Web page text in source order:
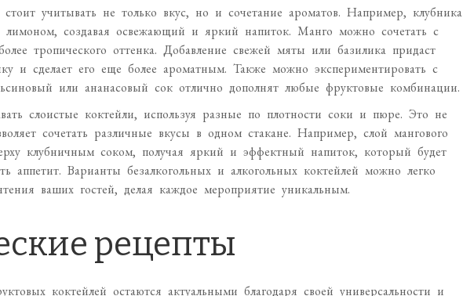
учитывать не только вкус, но и сочетание ароматов. Например, клубника
лимоном, создавая освежающий и яркий напиток. Манго можно сочетать с
тропического оттенка. Добавление свежей мяты или базилика придаст
и сделает его еще более ароматным. Также можно экспериментировать с
или ананасовый сок отлично дополнят любые фруктовые комбинации.
слоистые коктейли, используя разные по плотности соки и пюре. Это не
сочетать различные вкусы в одном стакане. Например, слой мангового
клубничным соком, получая яркий и эффектный напиток, который будет
аппетит. Варианты безалкогольных и алкогольных коктейлей можно легко
ваших гостей, делая каждое мероприятие уникальным.
рецепты
коктейлей остаются актуальными благодаря своей универсальности и